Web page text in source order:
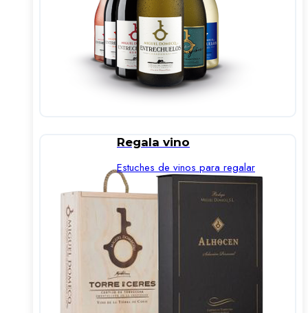
Regala vino
Estuches de vinos para regalar